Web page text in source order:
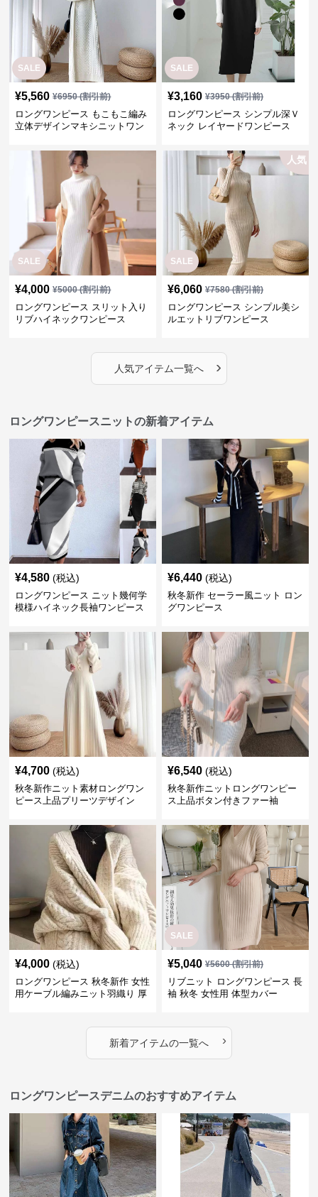
SALE
¥5,560 ¥6950(割引前)
ロングワンピース もこもこ編み
立体デザインマキシニットワン
SALE
¥3,160 ¥3950(割引前)
ロングワンピース シンプル深Ｖ
ネック レイヤードワンピース
SALE
¥4,000 ¥5000(割引前)
ロングワンピース スリット入り
リブハイネックワンピース
SALE
人気
¥6,060 ¥7580(割引前)
ロングワンピース シンプル美シ
ルエットリブワンピース
人気アイテム一覧へ ›
ロングワンピースニットの新着アイテム
¥4,580 (税込)
ロングワンピース ニット幾何学
模様ハイネック長袖ワンピース
¥6,440 (税込)
秋冬新作 セーラー風ニット ロン
グワンピース
¥4,700 (税込)
秋冬新作ニット素材ロングワン
ピース上品プリーツデザイン
¥6,540 (税込)
秋冬新作ニットロングワンピー
ス上品ボタン付きファー袖
¥4,000 (税込)
ロングワンピース 秋冬新作 女性
用ケーブル編みニット羽織り 厚
SALE
¥5,040 ¥5600(割引前)
リブニット ロングワンピース 長
袖 秋冬 女性用 体型カバー
新着アイテムの一覧へ ›
ロングワンピースデニムのおすすめアイテム